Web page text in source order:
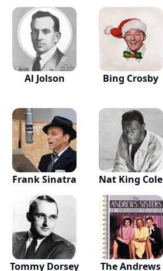
Al Jolson Bing Crosby
Frank Sinatra Nat King Cole
Tommy Dorsey The Andrews